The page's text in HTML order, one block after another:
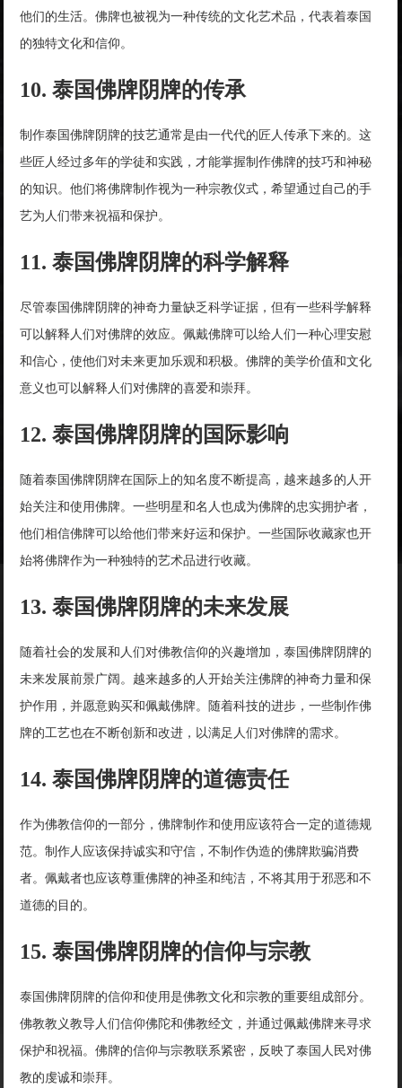
他们的生活。佛牌也被视为一种传统的文化艺术品，代表着泰国
的独特文化和信仰。
10. 泰国佛牌阴牌的传承
制作泰国佛牌阴牌的技艺通常是由一代代的匠人传承下来的。这
些匠人经过多年的学徒和实践，才能掌握制作佛牌的技巧和神秘
的知识。他们将佛牌制作视为一种宗教仪式，希望通过自己的手
艺为人们带来祝福和保护。
11. 泰国佛牌阴牌的科学解释
尽管泰国佛牌阴牌的神奇力量缺乏科学证据，但有一些科学解释
可以解释人们对佛牌的效应。佩戴佛牌可以给人们一种心理安慰
和信心，使他们对未来更加乐观和积极。佛牌的美学价值和文化
意义也可以解释人们对佛牌的喜爱和崇拜。
12. 泰国佛牌阴牌的国际影响
随着泰国佛牌阴牌在国际上的知名度不断提高，越来越多的人开
始关注和使用佛牌。一些明星和名人也成为佛牌的忠实拥护者，
他们相信佛牌可以给他们带来好运和保护。一些国际收藏家也开
始将佛牌作为一种独特的艺术品进行收藏。
13. 泰国佛牌阴牌的未来发展
随着社会的发展和人们对佛教信仰的兴趣增加，泰国佛牌阴牌的
未来发展前景广阔。越来越多的人开始关注佛牌的神奇力量和保
护作用，并愿意购买和佩戴佛牌。随着科技的进步，一些制作佛
牌的工艺也在不断创新和改进，以满足人们对佛牌的需求。
14. 泰国佛牌阴牌的道德责任
作为佛教信仰的一部分，佛牌制作和使用应该符合一定的道德规
范。制作人应该保持诚实和守信，不制作伪造的佛牌欺骗消费
者。佩戴者也应该尊重佛牌的神圣和纯洁，不将其用于邪恶和不
道德的目的。
15. 泰国佛牌阴牌的信仰与宗教
泰国佛牌阴牌的信仰和使用是佛教文化和宗教的重要组成部分。
佛教教义教导人们信仰佛陀和佛教经文，并通过佩戴佛牌来寻求
保护和祝福。佛牌的信仰与宗教联系紧密，反映了泰国人民对佛
教的虔诚和崇拜。